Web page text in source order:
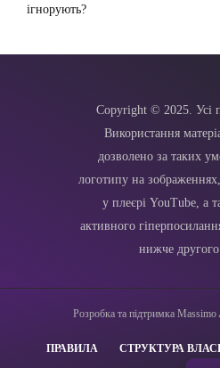
ігнорують?
Copyright © 2025. Усі
Використання
дозволено за таких
логотипу на
у плеєрі YouTube, а
активного
нижче другого
Розробка та підтримка Massimo
ПРАВИЛА СТРУКТУРА